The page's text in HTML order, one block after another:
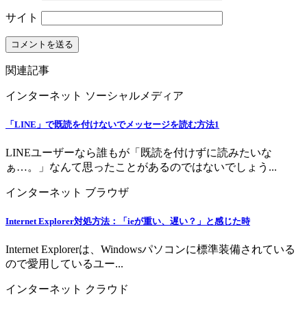
サイト
関連記事
インターネット ソーシャルメディア
「LINE」で既読を付けないでメッセージを読む方法1
LINEユーザーなら誰もが「既読を付けずに読みたいな
ぁ…。」なんて思ったことがあるのではないでしょう...
インターネット ブラウザ
Internet Explorer対処方法：「ieが重い、遅い？」と感じた時
Internet Explorerは、Windowsパソコンに標準装備されている
ので愛用しているユー...
インターネット クラウド